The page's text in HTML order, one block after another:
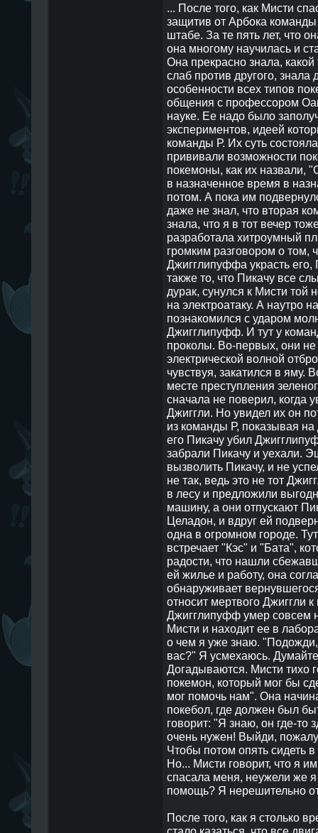
... После того, как Мисти
защитив от Арбока
штабе. За те пять лет, что
она многому научилась и
Она прекрасно знала,
слаб против другого,
особенности всех типов
общения с профессором
науке. Ее надо было
экспериментов, идеей
команды Р. Их суть
прививали возможности
покемоны, как их назвали,
в назначенное время в
потом. А пока им
даже не знал, что вторая
знала, что я в тот вечер
разработала хитроумный
громким разговором о том,
Джигглипуффа украсть его,
также то, что Пикачу все
дурак, сунулся к Мисти той
на электроатаку. А наутро
познакомился с ударом
Джигглипуфф. И тут у
проколы. Во-первых, они
электрической волной
чувствуя, закатился в яму.
месте преступления
сначала не поверил, когда
Джиггли. Но увидел их он
из команды Р, показывая
его Пикачу убил
забрали Пикачу и уехали.
вызволить Пикачу, и не
не так, ведь это не тот
в лесу и предложили
машину, а они отпускают
Целадон, и вдруг ей
одна в огромном городе.
встречает "Кэс" и "Бата",
радости, что нашли
ей жилье и работу, она
обнаруживает
относит мертвого Джиггли
Джигглипуфф умер совсем
Мисти и находит ее в
о чем я уже знаю.
вас?" Я усмехаюсь.
Догадываются. Мисти тихо
покемон, который мог бы
мог помочь нам". Она
покебол, где должен был
говорит: "Я знаю, он где-
очень нужен! Выйди,
Чтобы потом опять сидеть
Но... Мисти говорит, что я
спасала меня, неужели же
помощь? Я нерешительно
После того, как я столько